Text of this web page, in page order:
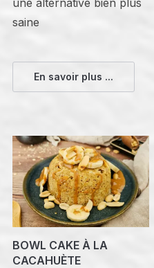
saine
En savoir plus ...
BOWL CAKE À LA
CACAHUÈTE